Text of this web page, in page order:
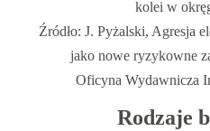
Źródło: J. Pyżalski, Agresja
jako nowe ryzykowne
Oficyna Wydawnicza
Rodzaje